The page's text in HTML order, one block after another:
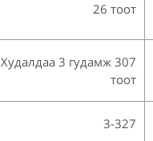
26 тоот
Худалдаа 3 гудамж 307
тоот
3-327